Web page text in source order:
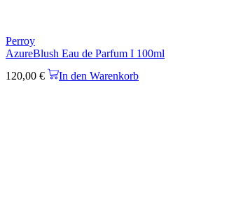
Perroy
AzureBlush Eau de Parfum I 100ml
120,00 € In den Warenkorb